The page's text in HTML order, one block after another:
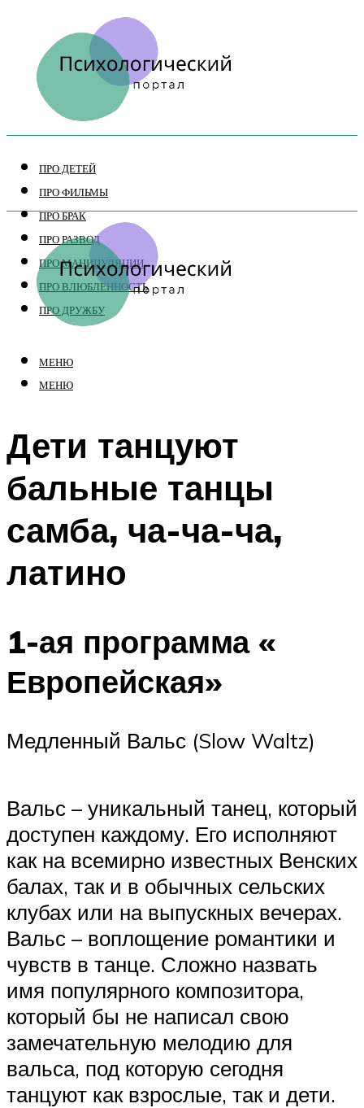
ПРО ДЕТЕЙ
ПРО ФИЛЬМЫ
ПРО БРАК
ПРО РАЗВОД
ПРО МАНИПУЛЯЦИИ
ПРО ВЛЮБЛЕННОСТЬ
ПРО ДРУЖБУ
МЕНЮ
МЕНЮ
Дети танцуют
бальные танцы
самба, ча-ча-ча,
латино
1-ая программа «
Европейская»
Медленный Вальс (Slow Waltz)
Вальс – уникальный танец, который
доступен каждому. Его исполняют
как на всемирно известных Венских
балах, так и в обычных сельских
клубах или на выпускных вечерах.
Вальс – воплощение романтики и
чувств в танце. Сложно назвать
имя популярного композитора,
который бы не написал свою
замечательную мелодию для
вальса, под которую сегодня
танцуют как взрослые, так и дети.